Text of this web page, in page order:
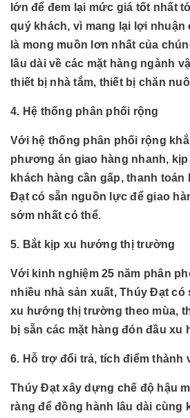
lớn để đem lại mức giá tốt nhất
quý khách, vì mang lại lợi nhuận
là mong muồn lơn nhất của
lâu dài về các mặt hàng ngành
thiết bị nhà tắm, thiết bị chăn
4. Hệ thống phân phối rộng
Với hệ thống phân phối rộng
phương án giao hàng nhanh,
khách hàng cần gấp, thanh toán
Đạt có sẵn nguồn lực để giao
sớm nhất có thể.
5. Bắt kịp xu hướng thị trường
Với kinh nghiệm 25 năm phân
nhiều nhà sản xuất, Thúy Đạt có
xu hướng thị trường theo mùa,
bị sẵn các mặt hàng đón đầu
6. Hỗ trợ đổi trả, tích điểm thành
Thúy Đạt xây dựng chế độ hậu
ràng để đồng hành lâu dài cùng